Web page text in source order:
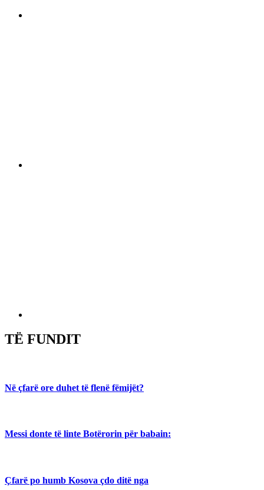
TË FUNDIT
Në çfarë ore duhet të flenë fëmijët?
Messi donte të linte Botërorin për babain:
Çfarë po humb Kosova çdo ditë nga